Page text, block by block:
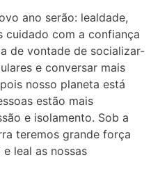
ano serão: lealdade,
cuidado com a confiança
de vontade de socializar-
e conversar mais
nosso planeta está
estão mais
e isolamento. Sob a
teremos grande força
leal as nossas